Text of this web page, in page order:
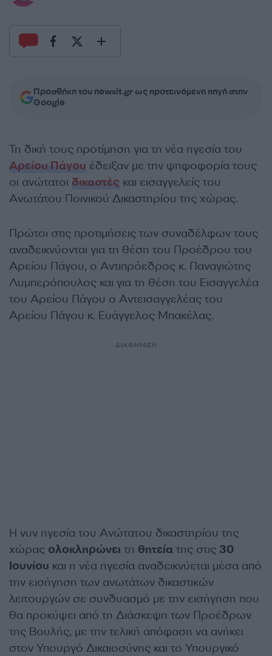
Προσθήκη του newsit.gr ως προτεινόμενη πηγή στην
Google
Τη δική τους προτίμηση για τη νέα ηγεσία του
Αρείου Πάγου έδειξαν με την ψηφοφορία τους
οι ανώτατοι δικαστές και εισαγγελείς του
Ανωτάτου Ποινικού Δικαστηρίου της χώρας.
Πρώτοι στις προτιμήσεις των συναδέλφων τους
αναδεικνύονται για τη θέση του Προέδρου του
Αρείου Πάγου, ο Αντιπρόεδρος κ. Παναγιώτης
Λυμπερόπουλος και για τη θέση του Εισαγγελέα
του Αρείου Πάγου ο Αντεισαγγελέας του
Αρείου Πάγου κ. Ευάγγελος Μπακέλας.
ΔΙΑΦΗΜΙΣΗ
Η νυν ηγεσία του Ανώτατου δικαστηρίου της
χώρας ολοκληρώνει τη θητεία της στις 30
Ιουνίου και η νέα ηγεσία αναδεικνύεται μέσα από
την εισήγηση των ανωτάτων δικαστικών
λειτουργών σε συνδυασμό με την εισήγηση που
θα προκύψει από τη Διάσκεψη των Προέδρων
της Βουλής, με την τελική απόφαση να ανήκει
στον Υπουργό Δικαιοσύνης και το Υπουργικό